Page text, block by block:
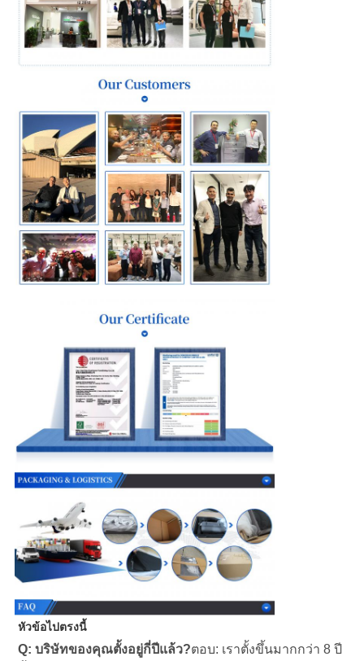
หัวข้อไปตรงนี้
Q: บริษัทของคุณตั้งอยู่กี่ปีแล้ว?ตอบ: เราตั้งขึ้นมากกว่า 8 ปี